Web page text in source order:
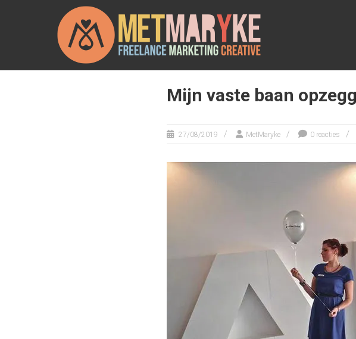
METMARYKE
Freelance
marketing
creative
Mijn vaste baan
27/08/2019 MetMaryke 0 reacties